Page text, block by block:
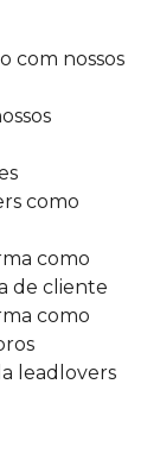
com nossos
como
como
de cliente
como
leadlovers